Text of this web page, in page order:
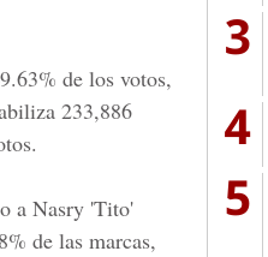
de los votos,
233,886
a Nasry 'Tito'
de las marcas,
3
4
5